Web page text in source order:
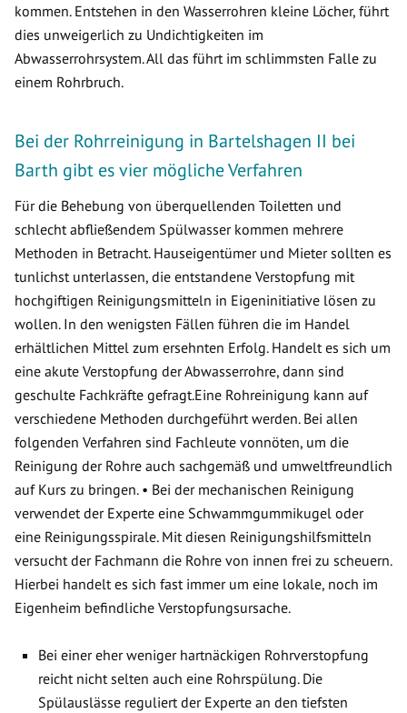
kommen. Entstehen in den Wasserrohren kleine Löcher, führt
dies unweigerlich zu Undichtigkeiten im
Abwasserrohrsystem. All das führt im schlimmsten Falle zu
einem Rohrbruch.
Bei der Rohrreinigung in Bartelshagen II bei
Barth gibt es vier mögliche Verfahren
Für die Behebung von überquellenden Toiletten und
schlecht abfließendem Spülwasser kommen mehrere
Methoden in Betracht. Hauseigentümer und Mieter sollten es
tunlichst unterlassen, die entstandene Verstopfung mit
hochgiftigen Reinigungsmitteln in Eigeninitiative lösen zu
wollen. In den wenigsten Fällen führen die im Handel
erhältlichen Mittel zum ersehnten Erfolg. Handelt es sich um
eine akute Verstopfung der Abwasserrohre, dann sind
geschulte Fachkräfte gefragt.Eine Rohreinigung kann auf
verschiedene Methoden durchgeführt werden. Bei allen
folgenden Verfahren sind Fachleute vonnöten, um die
Reinigung der Rohre auch sachgemäß und umweltfreundlich
auf Kurs zu bringen. • Bei der mechanischen Reinigung
verwendet der Experte eine Schwammgummikugel oder
eine Reinigungsspirale. Mit diesen Reinigungshilfsmitteln
versucht der Fachmann die Rohre von innen frei zu scheuern.
Hierbei handelt es sich fast immer um eine lokale, noch im
Eigenheim befindliche Verstopfungsursache.
Bei einer eher weniger hartnäckigen Rohrverstopfung
reicht nicht selten auch eine Rohrspülung. Die
Spülauslässe reguliert der Experte an den tiefsten